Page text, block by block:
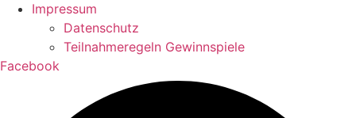
Impressum
Datenschutz
Teilnahmeregeln Gewinnspiele
Facebook